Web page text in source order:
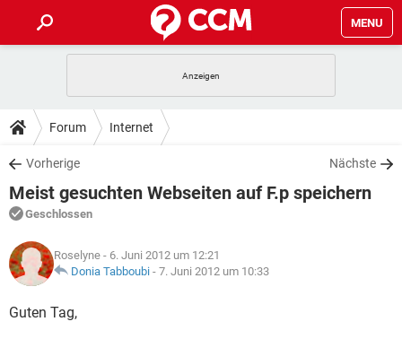
MENU
ANDROID
WINDOWS 10
WHATSAPP TIKTOK
FACEBOOK
TIPPS & TRICKS
SPIELE
WINDOWS 10
WHATSAPP
FACEBOOK HARDWARE
DOWNLOADS
SPIELE STREAMING
ANDROID
WINDOWS 10 INSTAGRAM
WHATSAPP
FACEBOOK
FORUM
SPIELE
ANDROID IOS
LEXIKON
SPIELE
ANDROID
Forum Internet
Vorherige Nächste
Meist gesuchten Webseiten auf F.p speichern
Geschlossen
Roselyne - 6. Juni 2012 um 12:21
Donia Tabboubi - 7. Juni 2012 um 10:33
Guten Tag,